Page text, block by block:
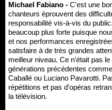
Michael Fabiano - C'est une
chanteurs éprouvent des
responsabilité vis-à-vis du
beaucoup plus forte puisque
et nos performances
satisfaire à de très grandes
meilleur niveau. Ce n'était pas
générations précédentes
Caballé ou Luciano Pavarotti.
répétitions et pas d'opéras
la télévision.